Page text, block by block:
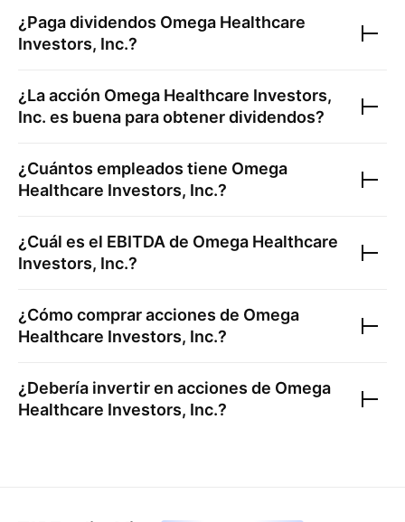
¿Paga dividendos Omega Healthcare
Investors, Inc.?
¿La acción Omega Healthcare Investors,
Inc. es buena para obtener dividendos?
¿Cuántos empleados tiene Omega
Healthcare Investors, Inc.?
¿Cuál es el EBITDA de Omega Healthcare
Investors, Inc.?
¿Cómo comprar acciones de Omega
Healthcare Investors, Inc.?
¿Debería invertir en acciones de Omega
Healthcare Investors, Inc.?